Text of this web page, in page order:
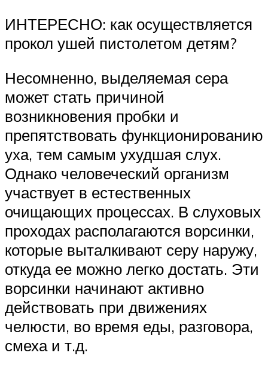
ИНТЕРЕСНО: как осуществляется
прокол ушей пистолетом детям?
Несомненно, выделяемая сера
может стать причиной
возникновения пробки и
препятствовать функционированию
уха, тем самым ухудшая слух.
Однако человеческий организм
участвует в естественных
очищающих процессах. В слуховых
проходах располагаются ворсинки,
которые выталкивают серу наружу,
откуда ее можно легко достать. Эти
ворсинки начинают активно
действовать при движениях
челюсти, во время еды, разговора,
смеха и т.д.